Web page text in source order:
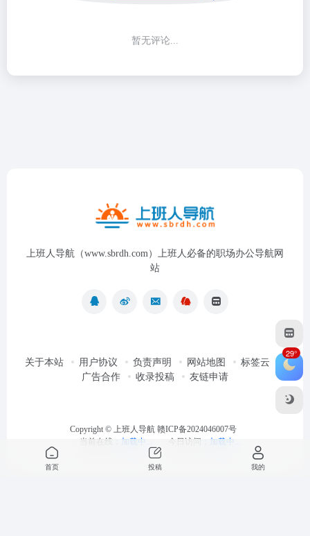
暂无评论...
上班人导航（www.sbrdh.com）上班人必备的职场办公导航网
站
关于本站 用户协议 负责声明 网站地图
标签云
广告合作
收录投稿 友链申请
Copyright © 上班人导航 赣ICP备2024046007号
当前在线： 加载中... 今日访问： 加载中...
29°
首页 投稿 我的